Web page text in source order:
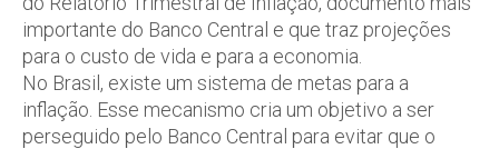
importante do Banco Central e que traz projeções
para o custo de vida e para a economia.
No Brasil, existe um sistema de metas para a
inflação. Esse mecanismo cria um objetivo a ser
perseguido pelo Banco Central para evitar que o